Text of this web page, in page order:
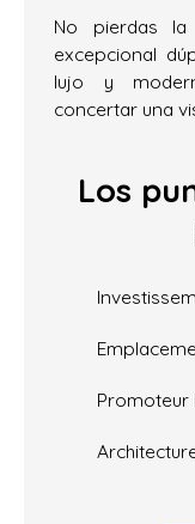
No pierdas
excepcional
lujo y
concertar una
Los
Promoteur